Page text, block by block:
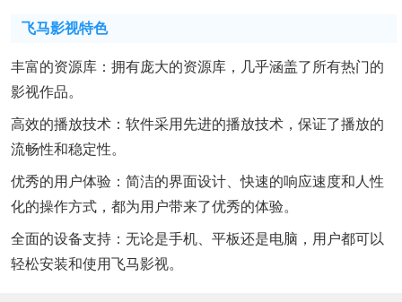
飞马影视特色
丰富的资源库：拥有庞大的资源库，几乎涵盖了所有热门的
影视作品。
高效的播放技术：软件采用先进的播放技术，保证了播放的
流畅性和稳定性。
优秀的用户体验：简洁的界面设计、快速的响应速度和人性
化的操作方式，都为用户带来了优秀的体验。
全面的设备支持：无论是手机、平板还是电脑，用户都可以
轻松安装和使用飞马影视。